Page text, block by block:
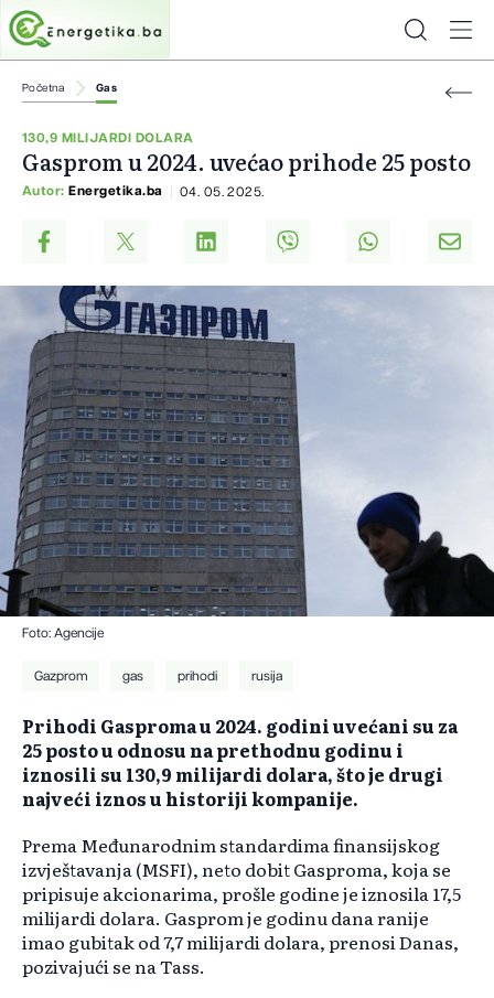
Početna Gas
130,9 MILIJARDI DOLARA
Gasprom u 2024. uvećao prihode 25 posto
Autor: Energetika.ba 04. 05. 2025.
Foto: Agencije
Gazprom gas prihodi rusija
Prihodi Gasproma u 2024. godini uvećani su za
25 posto u odnosu na prethodnu godinu i
iznosili su 130,9 milijardi dolara, što je drugi
najveći iznos u historiji kompanije.
Prema Međunarodnim standardima finansijskog
izvještavanja (MSFI), neto dobit Gasproma, koja se
pripisuje akcionarima, prošle godine je iznosila 17,5
milijardi dolara. Gasprom je godinu dana ranije
imao gubitak od 7,7 milijardi dolara, prenosi Danas,
pozivajući se na Tass.